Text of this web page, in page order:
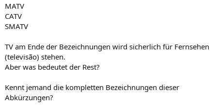
MATV
CATV
SMATV
TV am Ende der Bezeichnungen wird sicherlich für Fernsehen
(televisão) stehen.
Aber was bedeutet der Rest?
Kennt jemand die kompletten Bezeichnungen dieser
Abkürzungen?